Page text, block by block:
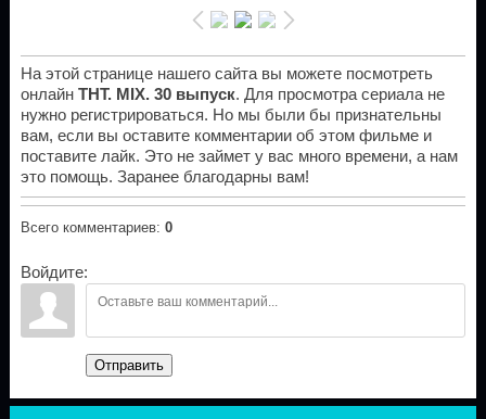
На этой странице нашего сайта вы можете посмотреть
онлайн ТНТ. MIX. 30 выпуск. Для просмотра сериала не
нужно регистрироваться. Но мы были бы признательны
вам, если вы оставите комментарии об этом фильме и
поставите лайк. Это не займет у вас много времени, а нам
это помощь. Заранее благодарны вам!
Всего комментариев: 0
Войдите:
Отправить